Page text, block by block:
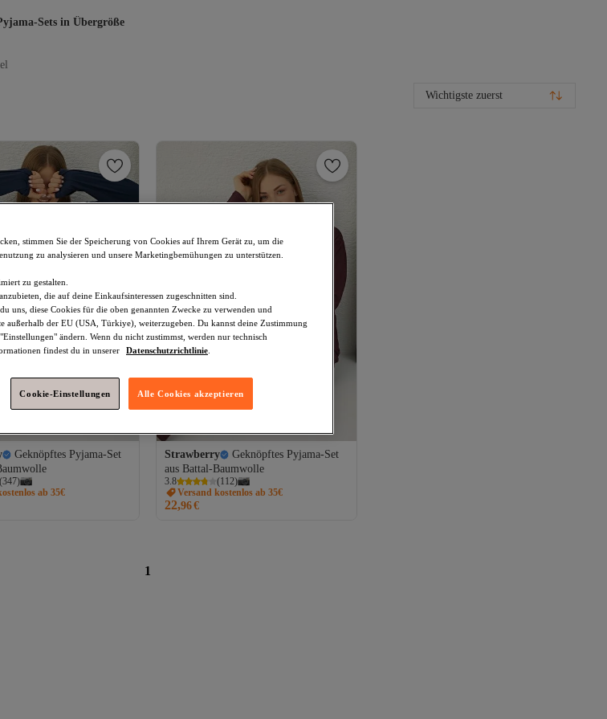
Sets in Übergröße
Wichtigste zuerst
Geknöpftes Pyjama-Set
(347)
ab 35€
Strawberry
Geknöpftes Pyjama-Set
aus Battal-Baumwolle
3.8 (112)
Versand kostenlos ab 35€
22,96€
1
stimmen Sie der Speicherung von Cookies auf Ihrem Gerät zu, um die
zu analysieren und unsere Marketingbemühungen zu unterstützen.
zu gestalten.
die auf deine Einkaufsinteressen zugeschnitten sind.
uns, diese Cookies für die oben genannten Zwecke zu verwenden und
außerhalb der EU (USA, Türkiye), weiterzugeben. Du kannst deine Zustimmung
ändern. Wenn du nicht zustimmst, werden nur technisch
findest du in unserer
Datenschutzrichtlinie
Cookie-Einstellungen Alle Cookies akzeptieren